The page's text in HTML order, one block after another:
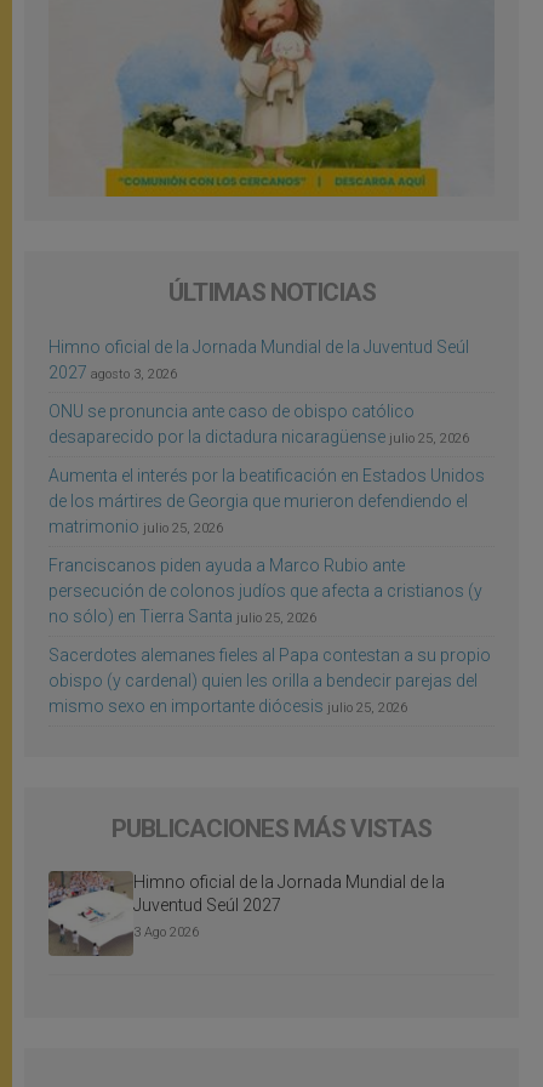
ÚLTIMAS NOTICIAS
Himno oficial de la Jornada Mundial de la Juventud Seúl
2027 agosto 3, 2026
ONU se pronuncia ante caso de obispo católico
desaparecido por la dictadura nicaragüense julio 25, 2026
Aumenta el interés por la beatificación en Estados Unidos
de los mártires de Georgia que murieron defendiendo el
matrimonio julio 25, 2026
Franciscanos piden ayuda a Marco Rubio ante
persecución de colonos judíos que afecta a cristianos (y
no sólo) en Tierra Santa julio 25, 2026
Sacerdotes alemanes fieles al Papa contestan a su propio
obispo (y cardenal) quien les orilla a bendecir parejas del
mismo sexo en importante diócesis julio 25, 2026
PUBLICACIONES MÁS VISTAS
Himno oficial de la Jornada Mundial de la
Juventud Seúl 2027
3 Ago 2026